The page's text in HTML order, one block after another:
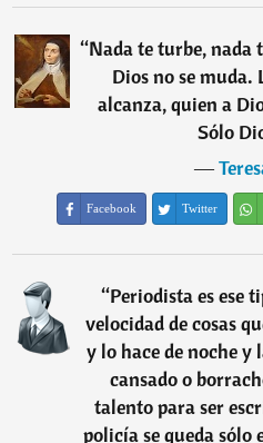
“Nada te turbe, nada
Dios no se muda.
alcanza, quien a
Sólo
―
Facebook Twitter
“Periodista es ese
velocidad de cosas
y lo hace de noche y
cansado o
talento para ser
policía se queda sólo